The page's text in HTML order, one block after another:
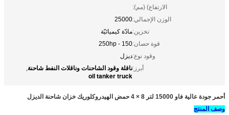
الارتفاع) (مم):
الوزن الإجمالي:25000
تخزين:مادّة كيميائيّة
قوة حصان:150 - 250hp
وقود نوع:ديزل
أبرز:ناقلة وقود الشاحنات وناقلات النفط شاحنة,
oil tanker truck
أحمر جودة عالية فاو 15000 لتر 8 × 4 حمض الهيدروكلوريك خزان شاحنة الديزل
وصف المنتج